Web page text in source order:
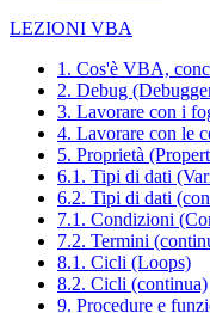
LEZIONI VBA
1. Cos'è VBA,
2. Debug
3. Lavorare con i
4. Lavorare con le
5. Proprietà
6.1. Tipi di dati
6.2. Tipi di dati
7.1. Condizioni
7.2. Termini
8.1. Cicli (Loops)
8.2. Cicli (continua)
9. Procedure e